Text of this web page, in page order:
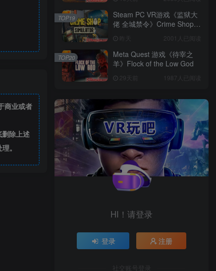
商业或者
除上述
。
Steam PC VR游戏《监狱大
佬 全城禁令》Crime Shop
Game
昨天 2001人已阅读
TOP19
Meta Quest 游戏《待宰之
羊》Flock of the Low God
29天前 1987人已阅读
TOP20
HI！请登录
登录 注册
社交账号登录